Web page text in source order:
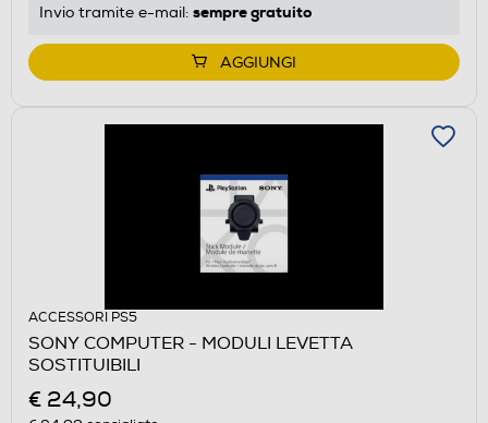
Invio tramite e-mail: sempre gratuito
AGGIUNGI
ACCESSORI PS5
SONY COMPUTER - MODULI LEVETTA
SOSTITUIBILI
€ 24,90